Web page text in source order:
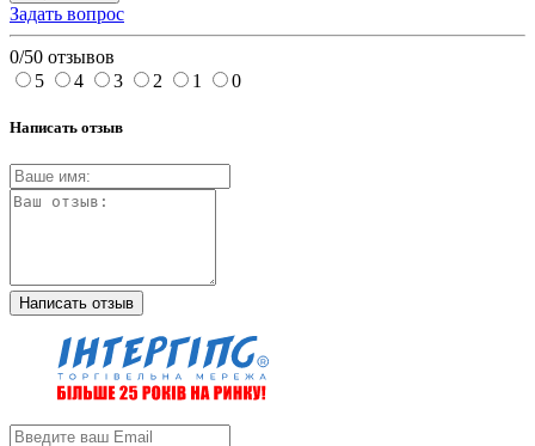
Задать вопрос
0/50 отзывов
5
4 3 2 1 0
Написать отзыв
Написать отзыв